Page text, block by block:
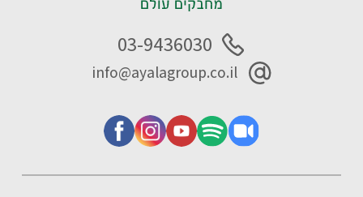
03-9436030
info@ayalagroup.co.il